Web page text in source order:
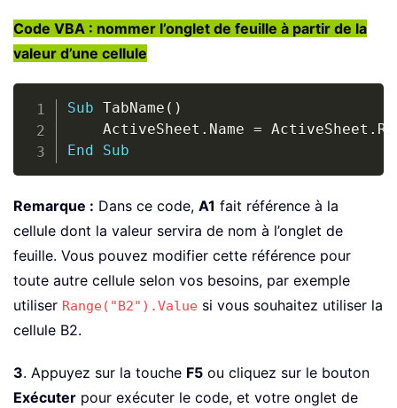
Code VBA : nommer l’onglet de feuille à partir de la
valeur d’une cellule
Sub TabName ( )
    ActiveSheet
. Name = ActiveSheet .
End
Sub
Remarque : Dans ce code, A1 fait référence à la
cellule dont la valeur servira de nom à l’onglet de
feuille. Vous pouvez modifier cette référence pour
toute autre cellule selon vos besoins, par exemple
utiliser Range("B2").Value si vous souhaitez utiliser la
cellule B2.
3. Appuyez sur la touche F5 ou cliquez sur le bouton
Exécuter pour exécuter le code, et votre onglet de